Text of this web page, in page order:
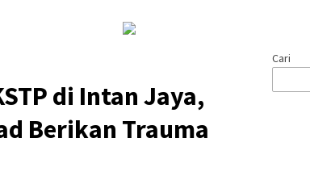
di Intan Jaya,
Berikan Trauma
Cari